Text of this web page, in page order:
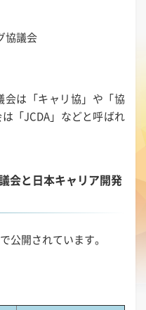
協議会
会は「キャリ協」や「協
「JCDA」などと呼ばれ
会と日本キャリア開発
公開されています。